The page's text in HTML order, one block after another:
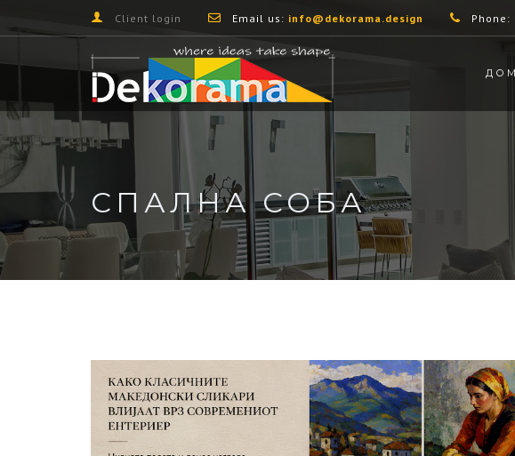
Client login Email us: info@dekorama.design Phone:
СПАЛНА СОБА